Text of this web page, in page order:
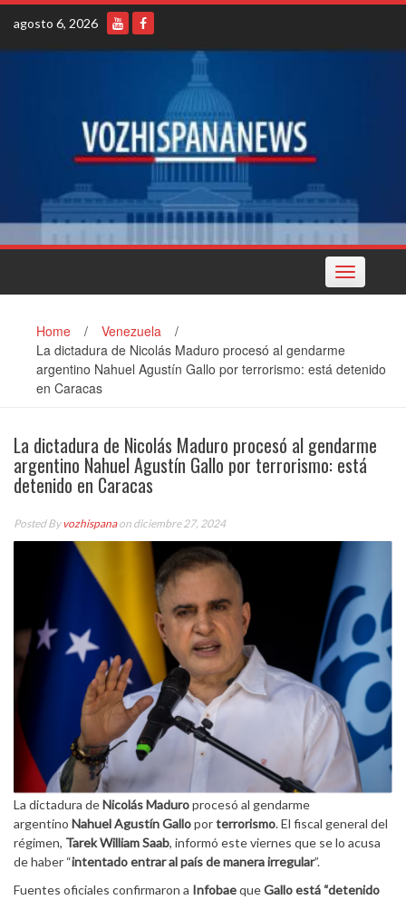
Skip
content
agosto 6, 2026
Toggle
navigation
Home / Venezuela
/
La dictadura de Nicolás Maduro procesó al gendarme
argentino Nahuel Agustín Gallo por terrorismo: está detenido
en Caracas
La dictadura de Nicolás Maduro procesó al gendarme
argentino Nahuel Agustín Gallo por terrorismo: está
detenido en Caracas
Posted Byvozhispanaon diciembre 27, 2024
La dictadura deNicolás Maduroprocesó al gendarme
argentino Nahuel Agustín Galloporterrorismo. El fiscal general del
régimen, Tarek William Saab, informó este viernes que se lo acusa
de haber “intentado entrar al país de manera irregular”.
Fuentes oficiales confirmaron a InfobaequeGallo está “detenido